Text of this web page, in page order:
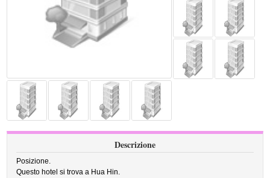
Descrizione
Posizione.
Questo hotel si trova a Hua Hin.